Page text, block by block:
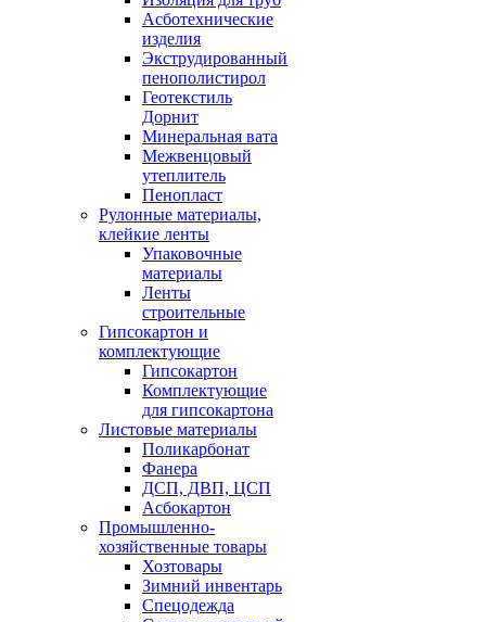
Асботехнические
изделия
Экструдированный
пенополистирол
Геотекстиль
Дорнит
Минеральная вата
Межвенцовый
утеплитель
Пенопласт
Рулонные материалы,
клейкие ленты
Упаковочные
материалы
Ленты
строительные
Гипсокартон и
комплектующие
Гипсокартон
Комплектующие
для гипсокартона
Листовые материалы
Поликарбонат
Фанера
ДСП, ДВП, ЦСП
Асбокартон
Промышленно-
хозяйственные товары
Хозтовары
Зимний инвентарь
Спецодежда